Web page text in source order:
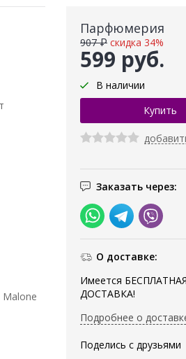
Парфюмерия
599 руб.
907 ₽ скидка 34%
В наличии
Заказать через:
О доставке:
Имеется БЕСПЛАТНАЯ
ДОСТАВКА!
Подробнее о
Поделись с друзьями